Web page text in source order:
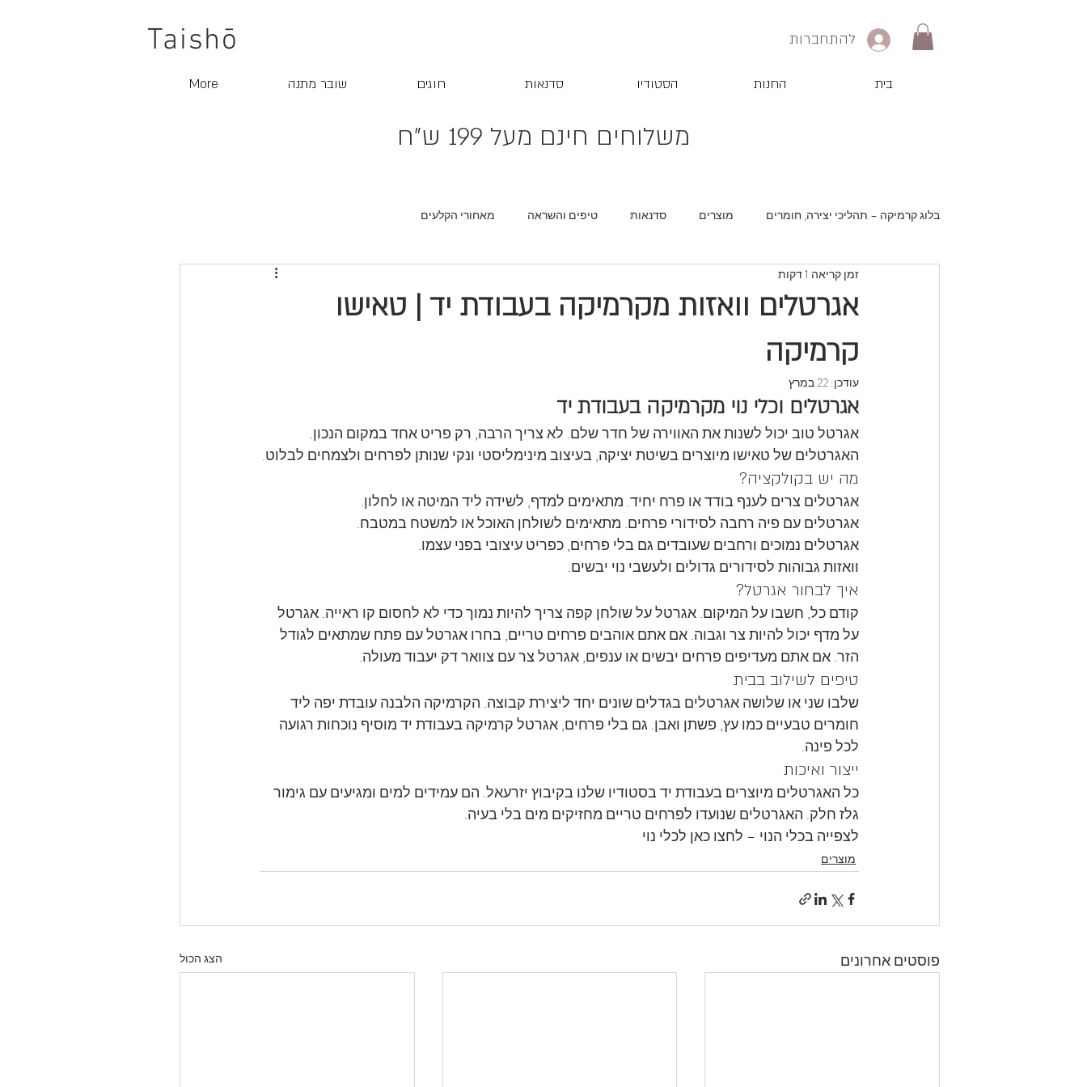
Taishō להתחברות
בית החנות הסטודיו סדנאות חוגים שובר מתנה More
משלוחים חינם מעל 199 ש"ח
בלוג קרמיקה – תהליכי יצירה, חומרים מוצרים סדנאות טיפים והשראה מאחורי הקלעים
אגרטלים וואזות מקרמיקה בעבודת יד | טאישו
קרמיקה
זמן קריאה 1 דקות
עודכן: 22 במרץ
אגרטלים וכלי נוי מקרמיקה בעבודת יד
אגרטל טוב יכול לשנות את האווירה של חדר שלם. לא צריך הרבה, רק פריט אחד במקום הנכון.
האגרטלים של טאישו מיוצרים בשיטת יציקה, בעיצוב מינימליסטי ונקי שנותן לפרחים ולצמחים לבלוט.
מה יש בקולקציה?
אגרטלים צרים לענף בודד או פרח יחיד. מתאימים למדף, לשידה ליד המיטה או לחלון.
אגרטלים עם פיה רחבה לסידורי פרחים. מתאימים לשולחן האוכל או למשטח במטבח.
אגרטלים נמוכים ורחבים שעובדים גם בלי פרחים, כפריט עיצובי בפני עצמו.
וואזות גבוהות לסידורים גדולים ולעשבי נוי יבשים.
איך לבחור אגרטל?
קודם כל, חשבו על המיקום. אגרטל על שולחן קפה צריך להיות נמוך כדי לא לחסום קו ראייה. אגרטל
על מדף יכול להיות צר וגבוה. אם אתם אוהבים פרחים טריים, בחרו אגרטל עם פתח שמתאים לגודל
הזר. אם אתם מעדיפים פרחים יבשים או ענפים, אגרטל צר עם צוואר דק יעבוד מעולה.
טיפים לשילוב בבית
שלבו שני או שלושה אגרטלים בגדלים שונים יחד ליצירת קבוצה. הקרמיקה הלבנה עובדת יפה ליד
חומרים טבעיים כמו עץ, פשתן ואבן. גם בלי פרחים, אגרטל קרמיקה בעבודת יד מוסיף נוכחות רגועה
לכל פינה.
ייצור ואיכות
כל האגרטלים מיוצרים בעבודת יד בסטודיו שלנו בקיבוץ יזרעאל. הם עמידים למים ומגיעים עם גימור
גלז חלק. האגרטלים שנועדו לפרחים טריים מחזיקים מים בלי בעיה.
לצפייה בכלי הנוי – לחצו כאן לכלי נוי
מוצרים
פוסטים אחרונים הצג הכול